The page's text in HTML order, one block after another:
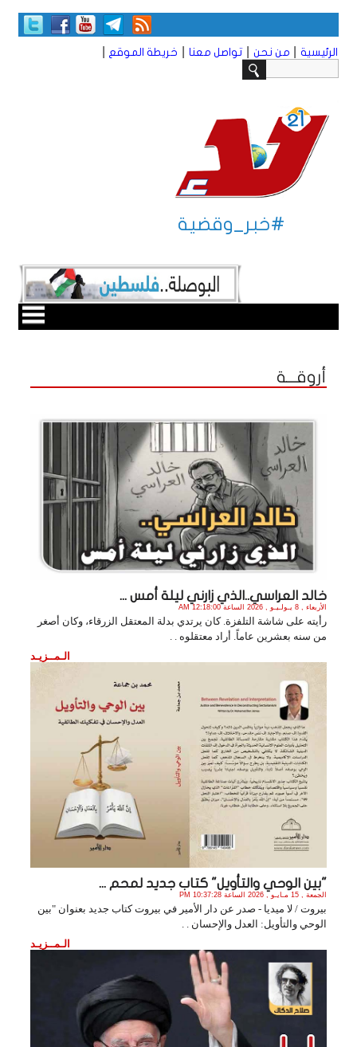
الرئيسية من نحن تواصل معنا خريطة الموقع
#خبر_وقضية
أروقـــة
خالد العراسي..الذي زارني ليلة أمس ...
الأربعاء , 8 يـولـيـو , 2026 الساعة 12:18:00 AM
رأيته على شاشة التلفزة. كان يرتدي بدلة المعتقل الزرقاء، وكان أصغر
من سنه بعشرين عاماً. أراد معتقلوه . .
الـمــزيـد
"بين الوحي والتأويل" كتاب جديد لمحم ...
الجمعة , 15 مـايـو , 2026 الساعة 10:37:28 PM
بيروت / لا ميديا - صدر عن دار الأمير في بيروت كتاب جديد بعنوان "بين
الوحي والتأويل: العدل والإحسان . .
الـمــزيـد